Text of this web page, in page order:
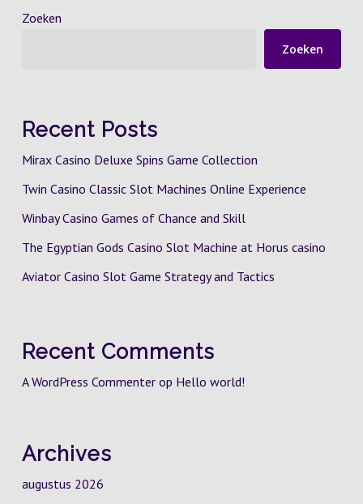
Zoeken
Zoeken
Recent Posts
Mirax Casino Deluxe Spins Game Collection
Twin Casino Classic Slot Machines Online Experience
Winbay Casino Games of Chance and Skill
The Egyptian Gods Casino Slot Machine at Horus casino
Aviator Casino Slot Game Strategy and Tactics
Recent Comments
A WordPress Commenterop Hello world!
Archives
augustus 2026